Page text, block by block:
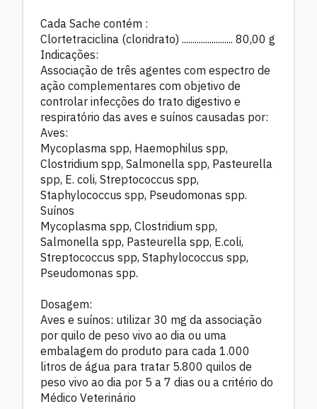
Cada Sache contém :
Clortetraciclina (cloridrato) ........................ 80,00 g
Indicações:
Associação de três agentes com espectro de
ação complementares com objetivo de
controlar infecções do trato digestivo e
respiratório das aves e suínos causadas por:
Aves:
Mycoplasma spp, Haemophilus spp,
Clostridium spp, Salmonella spp, Pasteurella
spp, E. coli, Streptococcus spp,
Staphylococcus spp, Pseudomonas spp.
Suínos
Mycoplasma spp, Clostridium spp,
Salmonella spp, Pasteurella spp, E.coli,
Streptococcus spp, Staphylococcus spp,
Pseudomonas spp.
Dosagem:
Aves e suínos: utilizar 30 mg da associação
por quilo de peso vivo ao dia ou uma
embalagem do produto para cada 1.000
litros de água para tratar 5.800 quilos de
peso vivo ao dia por 5 a 7 dias ou a critério do
Médico Veterinário